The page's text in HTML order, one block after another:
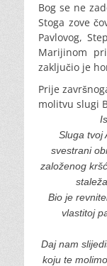
Bog se ne
Stoga zove
Pavlovog,
Marijinom
zaključio je
Prije
molitvu slugi
Sluga tvoj
svestrani
založenog
Bio je
vlastitoj
Daj nam
koju te